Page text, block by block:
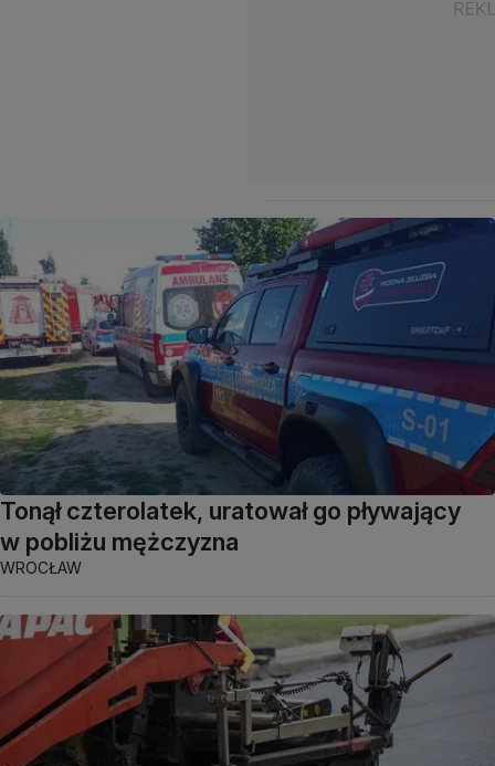
Tonął czterolatek, uratował go pływający
w pobliżu mężczyzna
WROCŁAW